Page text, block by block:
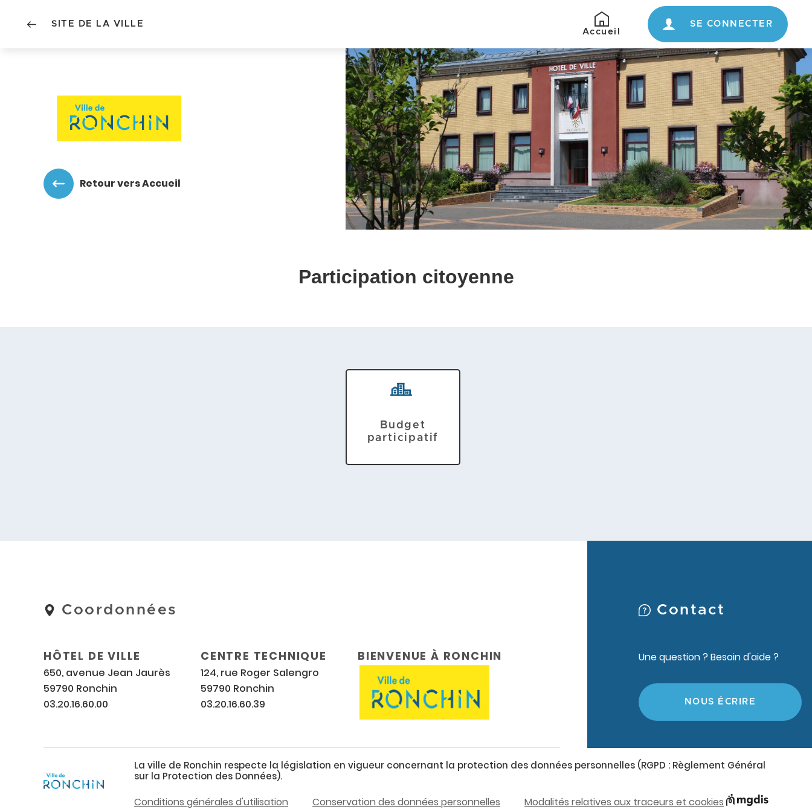
SITE DE LA VILLE
AccueilRetour
l'accueil
SE CONNECTER
Retour vers Accueil
Participation citoyenne
Budget
participatif
Coordonnées
Coordonnées
horaires
HÔTEL DE VILLE
650, avenue Jean Jaurès
59790 Ronchin
03.20.16.60.00
CENTRE TECHNIQUE
124, rue Roger Salengro
59790 Ronchin
03.20.16.60.39
BIENVENUE À RONCHIN
Contact
Une question ? Besoin d'aide ?
NOUS ÉCRIRE
La ville de Ronchin respecte la législation en vigueur concernant la protection des données personnelles (RGPD : Règlement Général
sur la Protection des Données).
Conditions générales d'utilisation Conservation des données personnelles Modalités relatives aux traceurs et cookies
Ouvre